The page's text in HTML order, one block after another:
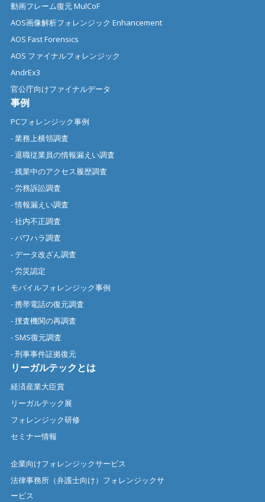
動画フレーム復元 MulCoF
AOS画像解析フォレンジック Enhancement
AOS Fast Forensics
AOS ファイナルフォレンジック
AndrEx3
官公庁向けファイナルデータ
事例
PCフォレンジック事例
- 業務上横領調査
- 退職従業員の情報漏えい調査
- 残業中のアクセス履歴調査
- 労務訴訟調査
- 情報漏えい調査
- 社内不正調査
- パワハラ調査
- データ改ざん調査
- 労災認定
モバイルフォレンジック事例
- 携帯電話の復元調査
- 捜査機関の再調査
- SMS復元調査
- 刑事事件証拠復元
リーガルテックとは
経済産業大臣賞
リーガルテック展
フォレンジック研修
セミナー情報
企業向けフォレンジックサービス
法律事務所（弁護士向け）フォレンジックサ
ービス